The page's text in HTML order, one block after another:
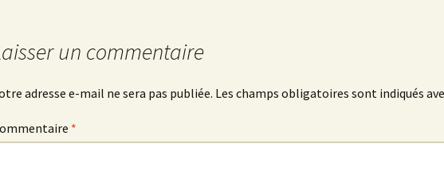
un commentaire
adresse e-mail ne sera pas publiée. Les champs obligatoires sont indiqués
*